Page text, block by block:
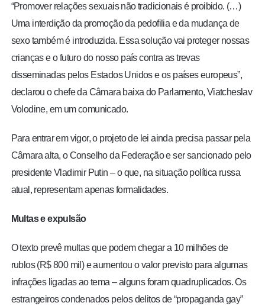
“Promover relações sexuais não tradicionais é proibido. (…)
Uma interdição da promoção da pedofilia e da mudança de
sexo também é introduzida. Essa solução vai proteger nossas
crianças e o futuro do nosso país contra as trevas
disseminadas pelos Estados Unidos e os países europeus”,
declarou o chefe da Câmara baixa do Parlamento, Viatcheslav
Volodine, em um comunicado.
Para entrar em vigor, o projeto de lei ainda precisa passar pela
Câmara alta, o Conselho da Federação e ser sancionado pelo
presidente Vladimir Putin – o que, na situação política russa
atual, representam apenas formalidades.
Multas e expulsão
O texto prevê multas que podem chegar a 10 milhões de
rublos (R$ 800 mil) e aumentou o valor previsto para algumas
infrações ligadas ao tema – alguns foram quadruplicados. Os
estrangeiros condenados pelos delitos de “propaganda gay”